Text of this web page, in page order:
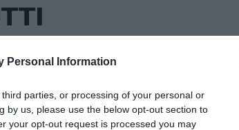
Personal Information
parties, or processing of your personal or
by us, please use the below opt-out section to
your opt-out request is processed you may